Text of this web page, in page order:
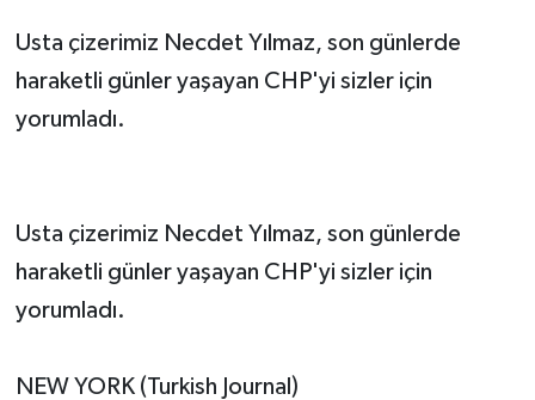
Usta çizerimiz Necdet Yılmaz, son günlerde
haraketli günler yaşayan CHP'yi sizler için
yorumladı.
Usta çizerimiz Necdet Yılmaz, son günlerde
haraketli günler yaşayan CHP'yi sizler için
yorumladı.
NEW YORK (Turkish Journal)